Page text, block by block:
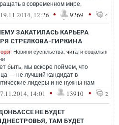
в современном мире,
территории и прирост населения...
19.11.2014, 12:26 • 9269 • 4
ЗАКАТИЛАСЬ КАРЬЕРА
СТРЕЛКОВА-ГИРКИНА
Новини суспільства: читати соціальні
быть, мы вскоре поймем, что
— не лучший кандидат в
лидеры и не нужны нам
новые диктаторы вместо старых
14:01 • 13910 • 2
НЕ БУДЕТ
ТАМ БУДЕТ